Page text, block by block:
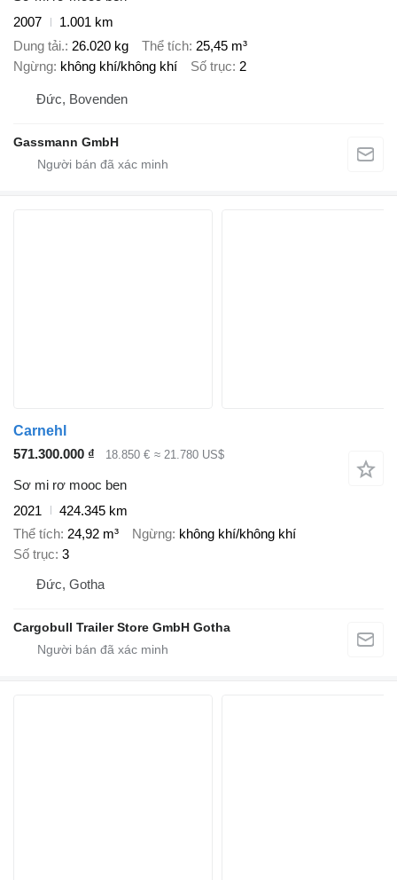
2007
1.001 km
Dung tải. 26.020 kg Thể tích 25,45 m³
Ngừng không khí/không khí Số trục 2
Đức, Bovenden
Gassmann GmbH
Carnehl
571.300.000 ₫
18.850 € ≈ 21.780 US$
Sơ mi rơ mooc ben
2021
424.345 km
Thể tích 24,92 m³ Ngừng không khí/không khí
Số trục 3
Đức, Gotha
Cargobull Trailer Store GmbH Gotha